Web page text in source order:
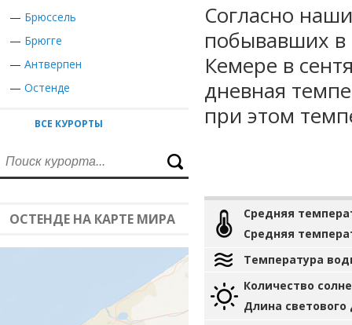
— Брюссель
— Брюгге
— Антверпен
— Остенде
ВСЕ КУРОРТЫ
ОСТЕНДЕ НА КАРТЕ МИРА
Согласно
побывавших в
Кемере в
дневная
при этом
Средняя
Средняя
Температура
Количество
Длина светового